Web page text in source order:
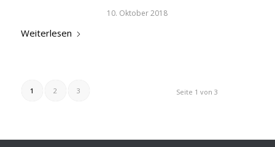
10. Oktober 2018
Weiterlesen
Seite 1 von 3
1 2 3